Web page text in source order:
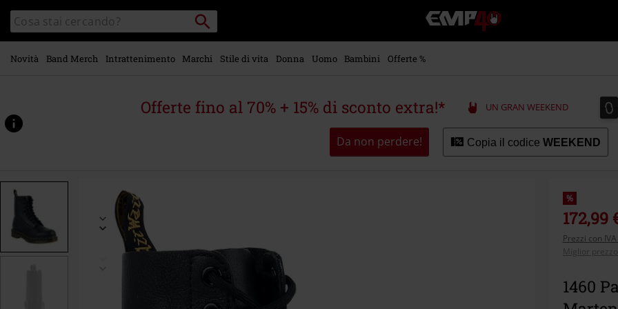
contenuto
principale
Cerca
nel
catalogo
Cerca
Punto
di
ritiro
EMP
-
Musica,
Videogame
-
Abbigliamento
Novità Band Merch Intrattenimento Marchi Stile di vita Donna Uomo Bambini Offerte %
Offerte fino al 70% + 15% di sconto extra!* UN GRAN WEEKEND 0
0
Da non perdere! Copia il codice WEEKEND
www.emp-
p/1460-
351046.html
%
172,99
Prezzi con
Miglior
1460